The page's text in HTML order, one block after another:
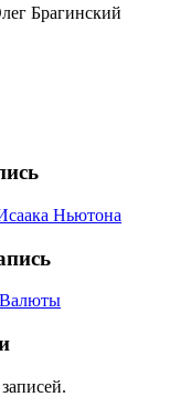
Брагинский
Ньютона
Валюты